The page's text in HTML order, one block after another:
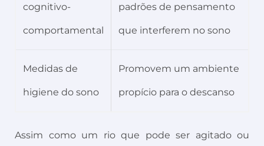
cognitivo-
comportamental
padrões de pensamento
que interferem no sono
Medidas de
higiene do sono
Promovem um ambiente
propício para o descanso
Assim como um rio que pode ser agitado ou